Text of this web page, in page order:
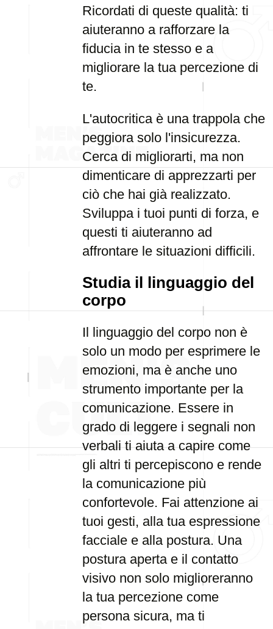
Ricordati di queste qualità: ti
aiuteranno a rafforzare la
fiducia in te stesso e a
migliorare la tua percezione di
te.
L'autocritica è una trappola che
peggiora solo l'insicurezza.
Cerca di migliorarti, ma non
dimenticare di apprezzarti per
ciò che hai già realizzato.
Sviluppa i tuoi punti di forza, e
questi ti aiuteranno ad
affrontare le situazioni difficili.
Studia il linguaggio del
corpo
Il linguaggio del corpo non è
solo un modo per esprimere le
emozioni, ma è anche uno
strumento importante per la
comunicazione. Essere in
grado di leggere i segnali non
verbali ti aiuta a capire come
gli altri ti percepiscono e rende
la comunicazione più
confortevole. Fai attenzione ai
tuoi gesti, alla tua espressione
facciale e alla postura. Una
postura aperta e il contatto
visivo non solo miglioreranno
la tua percezione come
persona sicura, ma ti